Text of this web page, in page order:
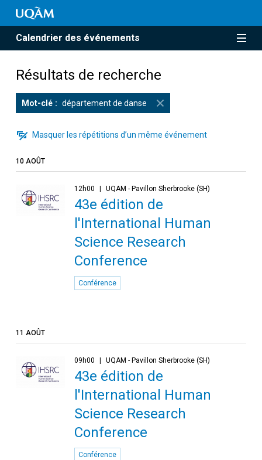
Calendrier des événements
Résultats de recherche
Mot-clé département de danse
Masquer les répétitions d’un même événement
10 AOÛT
12h00 UQAM - Pavillon Sherbrooke (SH)
43e édition de
l'International Human
Science Research
Conference
Conférence
11 AOÛT
09h00 UQAM - Pavillon Sherbrooke (SH)
43e édition de
l'International Human
Science Research
Conference
Conférence